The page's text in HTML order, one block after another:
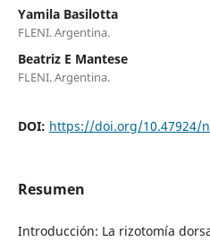
Yamila Basilotta
FLENI. Argentina.
Beatriz E Mantese
FLENI. Argentina.
DOI: https://doi.org/10.47924/
Resumen
Introducción: La rizotomía